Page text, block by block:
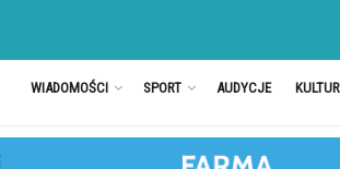
WIADOMOŚCI SPORT AUDYCJE